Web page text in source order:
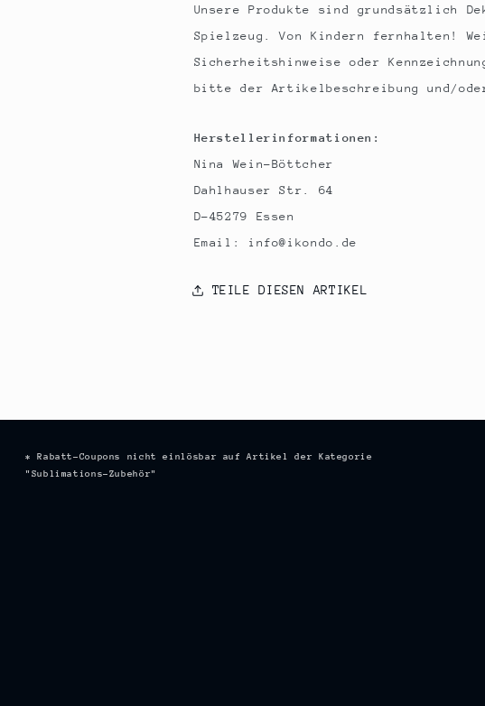
Unsere Produkte sind grundsätzlich
Spielzeug. Von Kindern fernhalten!
Sicherheitshinweise oder
bitte der Artikelbeschreibung und/
Herstellerinformationen:
Nina Wein-Böttcher
Dahlhauser Str. 64
D-45279 Essen
Email: info@ikondo.de
TEILE DIESEN ARTIKEL
* Rabatt-Coupons nicht einlösbar auf Artikel der Kategorie
"Sublimations-Zubehör"